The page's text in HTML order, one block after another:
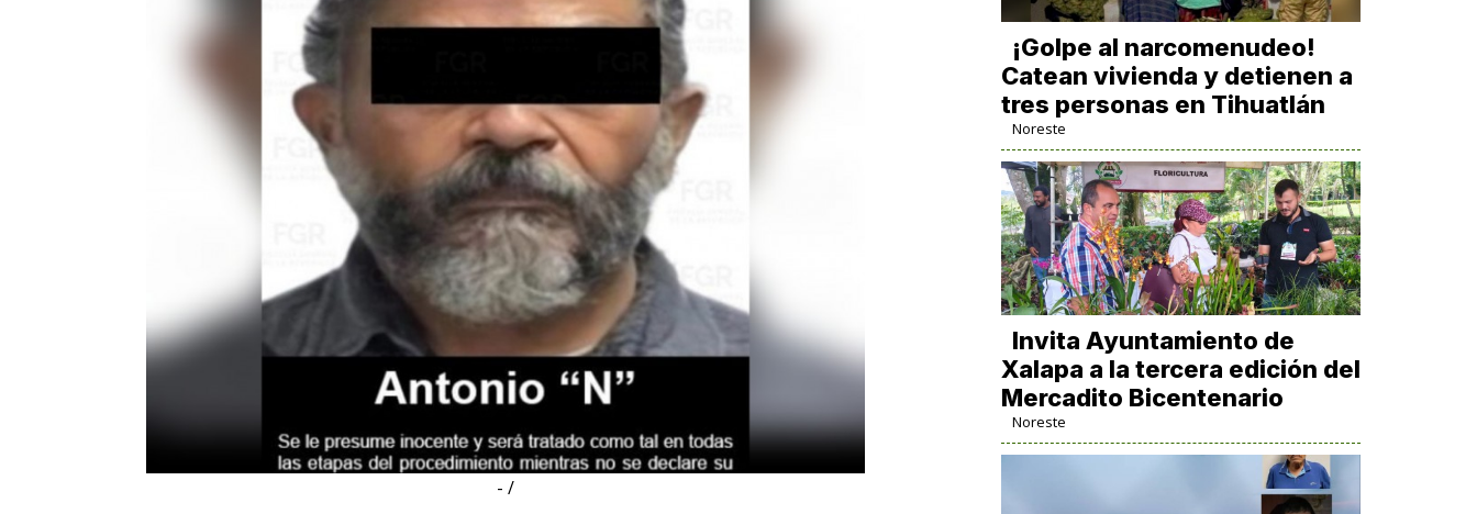
- /
¡Golpe al narcomenudeo!
Catean vivienda y detienen a
tres personas en Tihuatlán
Noreste
Invita Ayuntamiento de
Xalapa a la tercera edición del
Mercadito Bicentenario
Noreste